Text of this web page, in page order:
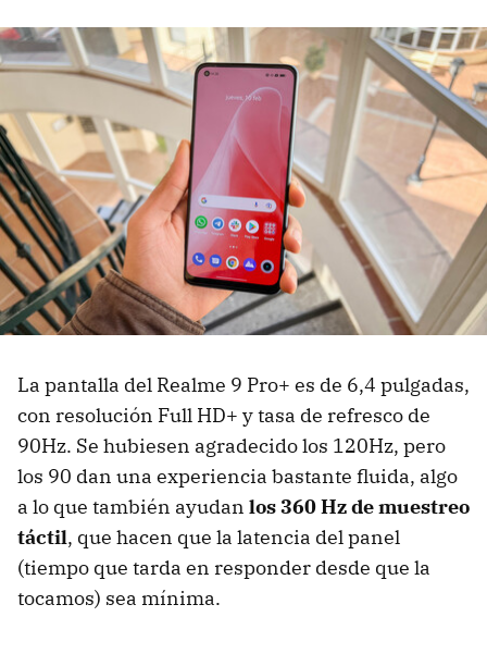
La pantalla del Realme 9 Pro+ es de 6,4 pulgadas,
con resolución Full HD+ y tasa de refresco de
90Hz. Se hubiesen agradecido los 120Hz, pero
los 90 dan una experiencia bastante fluida, algo
a lo que también ayudan los 360 Hz de muestreo
táctil, que hacen que la latencia del panel
(tiempo que tarda en responder desde que la
tocamos) sea mínima.